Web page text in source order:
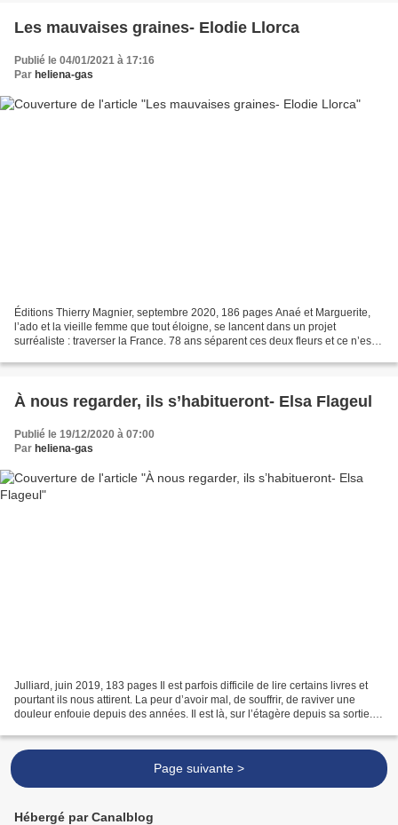
Les mauvaises graines- Elodie Llorca
Publié le 04/01/2021 à 17:16
Par heliena-gas
Éditions Thierry Magnier, septembre 2020, 186 pages Anaé et Marguerite,
l’ado et la vieille femme que tout éloigne, se lancent dans un projet
surréaliste : traverser la France. 78 ans séparent ces deux fleurs et ce n’est
À nous regarder, ils s’habitueront- Elsa Flageul
Publié le 19/12/2020 à 07:00
Par heliena-gas
Julliard, juin 2019, 183 pages Il est parfois difficile de lire certains livres et
pourtant ils nous attirent. La peur d’avoir mal, de souffrir, de raviver une
douleur enfouie depuis des années. Il est là, sur l’étagère depuis sa sortie.
Page suivante >
Hébergé par Canalblog